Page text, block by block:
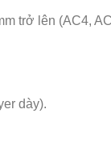
trở lên (AC4,
dày).